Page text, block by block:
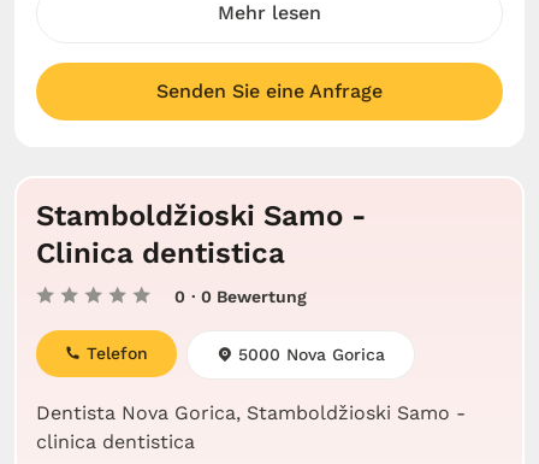
Mehr lesen
Senden Sie eine Anfrage
Stamboldžioski Samo -
Clinica dentistica
0 · 0 Bewertung
Dentista Nova Gorica, Stamboldžioski Samo -
clinica dentistica
Telefon 5000 Nova Gorica